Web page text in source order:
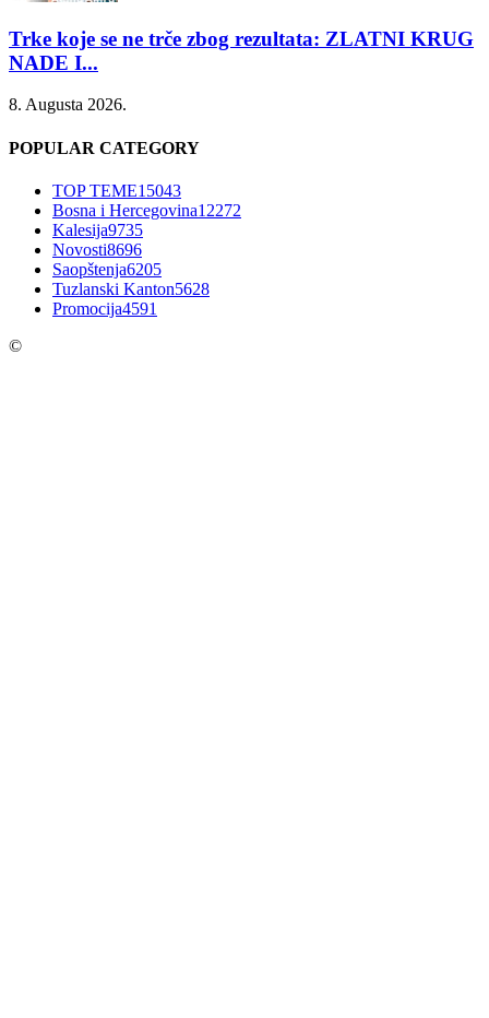
Trke koje se ne trče zbog rezultata: ZLATNI KRUG
NADE I...
8. Augusta 2026.
POPULAR CATEGORY
TOP TEME15043
Bosna i Hercegovina12272
Kalesija9735
Novosti8696
Saopštenja6205
Tuzlanski Kanton5628
Promocija4591
©